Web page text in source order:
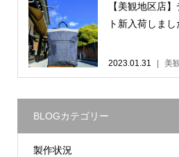
【美観地区店
ト新入荷しまし
2023.01.31 美
BLOGカテゴリー
製作状況